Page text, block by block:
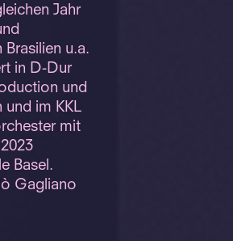
Jahr
u.a.
in D-Dur
und
im KKL
mit
Basel.
Gagliano